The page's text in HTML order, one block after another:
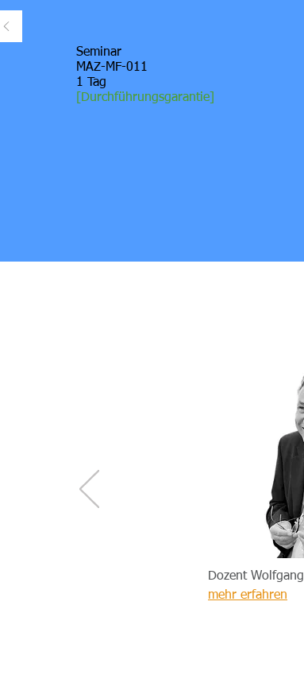
Seminar
MAZ-MF-011
1 Tag
Durchführungsgarantie]
Dozent Wolfgang
mehr erfahren